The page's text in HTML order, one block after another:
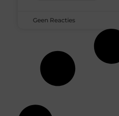
Geen Reacties